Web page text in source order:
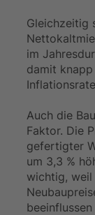
Gleichzeitig
im
damit
Auch die
Faktor. Die
gefertigter
um 3,3 %
wichtig, weil